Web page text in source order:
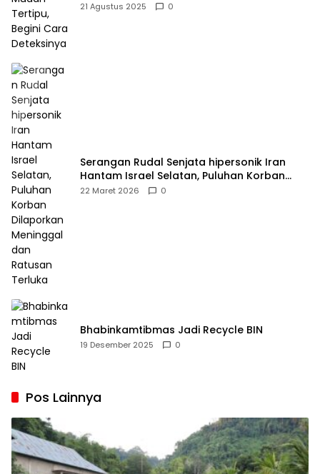
21 Agustus 2025 0
Serangan Rudal Senjata hipersonik Iran
Hantam Israel Selatan, Puluhan Korban
Dilaporkan Meninggal dan Ratusan Terluka
22 Maret 2026 0
Bhabinkamtibmas Jadi Recycle BIN
19 Desember 2025 0
Pos Lainnya